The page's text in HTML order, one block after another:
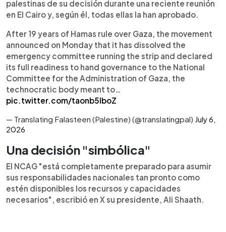
palestinas de su decisión durante una reciente reunión
en El Cairo y, según él, todas ellas la han aprobado.
After 19 years of Hamas rule over Gaza, the movement
announced on Monday that it has dissolved the
emergency committee running the strip and declared
its full readiness to hand governance to the National
Committee for the Administration of Gaza, the
technocratic body meant to…
pic.twitter.com/taonb5lboZ
— Translating Falasteen (Palestine) (@translatingpal) July 6,
2026
Una decisión "simbólica"
El NCAG "está completamente preparado para asumir
sus responsabilidades nacionales tan pronto como
estén disponibles los recursos y capacidades
necesarios", escribió en X su presidente, Ali Shaath.